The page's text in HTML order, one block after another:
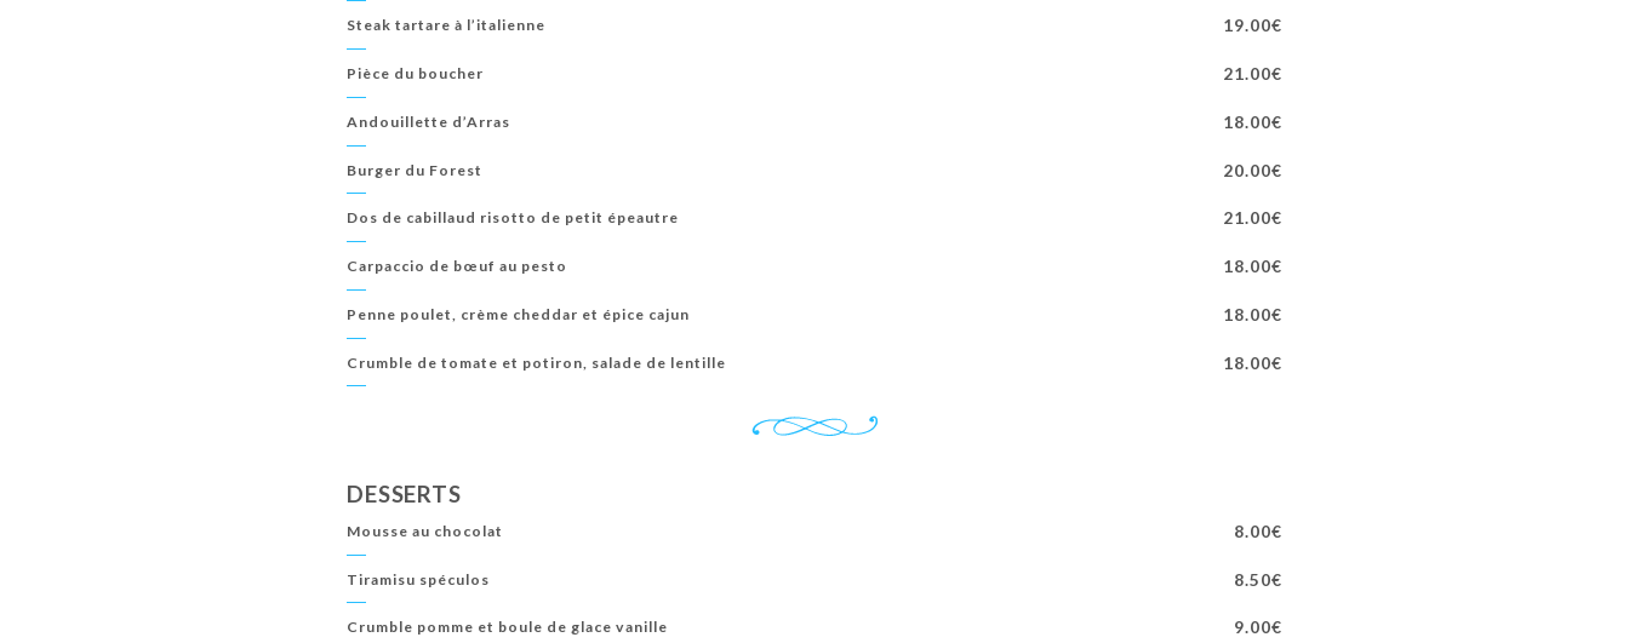
Steak tartare à l’italienne 19.00€
Pièce du boucher 21.00€
Andouillette d’Arras 18.00€
Burger du Forest 20.00€
Dos de cabillaud risotto de petit épeautre 21.00€
Carpaccio de bœuf au pesto 18.00€
Penne poulet, crème cheddar et épice cajun 18.00€
Crumble de tomate et potiron, salade de lentille 18.00€
DESSERTS
Mousse au chocolat 8.00€
Tiramisu spéculos 8.50€
Crumble pomme et boule de glace vanille 9.00€